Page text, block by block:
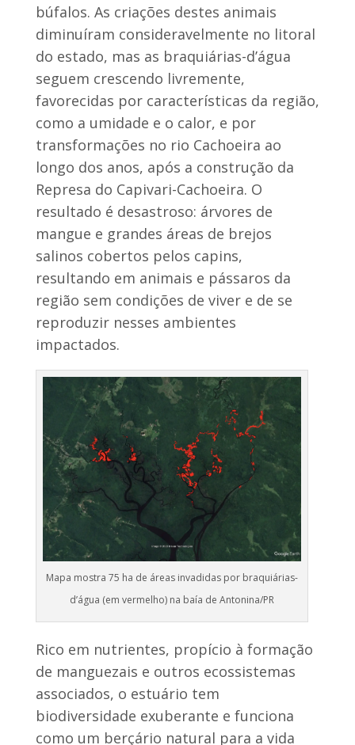
búfalos. As criações destes animais
diminuíram consideravelmente no litoral
do estado, mas as braquiárias-d’água
seguem crescendo livremente,
favorecidas por características da região,
como a umidade e o calor, e por
transformações no rio Cachoeira ao
longo dos anos, após a construção da
Represa do Capivari-Cachoeira. O
resultado é desastroso: árvores de
mangue e grandes áreas de brejos
salinos cobertos pelos capins,
resultando em animais e pássaros da
região sem condições de viver e de se
reproduzir nesses ambientes
impactados.
Mapa mostra 75 ha de áreas invadidas por braquiárias-
d’água (em vermelho) na baía de Antonina/PR
Rico em nutrientes, propício à formação
de manguezais e outros ecossistemas
associados, o estuário tem
biodiversidade exuberante e funciona
como um berçário natural para a vida